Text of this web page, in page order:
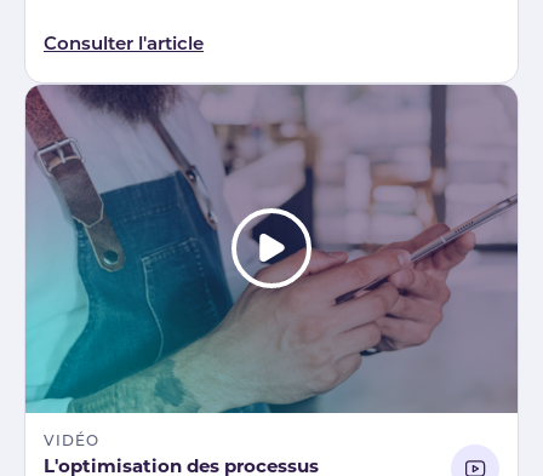
Consulter l'article
VIDÉO
L'optimisation des processus